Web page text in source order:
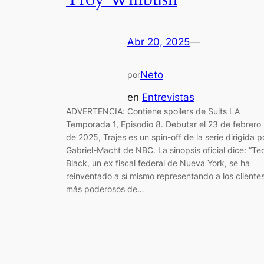
Abr 20, 2025—
porNeto
en Entrevistas
ADVERTENCIA: Contiene spoilers de Suits LA
Temporada 1, Episodio 8. Debutar el 23 de febrero
de 2025, Trajes es un spin-off de la serie dirigida
Gabriel-Macht de NBC. La sinopsis oficial dice:
Black, un ex fiscal federal de Nueva York, se ha
reinventado a sí mismo representando a los
más poderosos de…